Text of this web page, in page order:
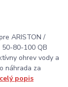
ARISTON /
50-80-100 QB
ohrev vody a
náhrada za
celý popis